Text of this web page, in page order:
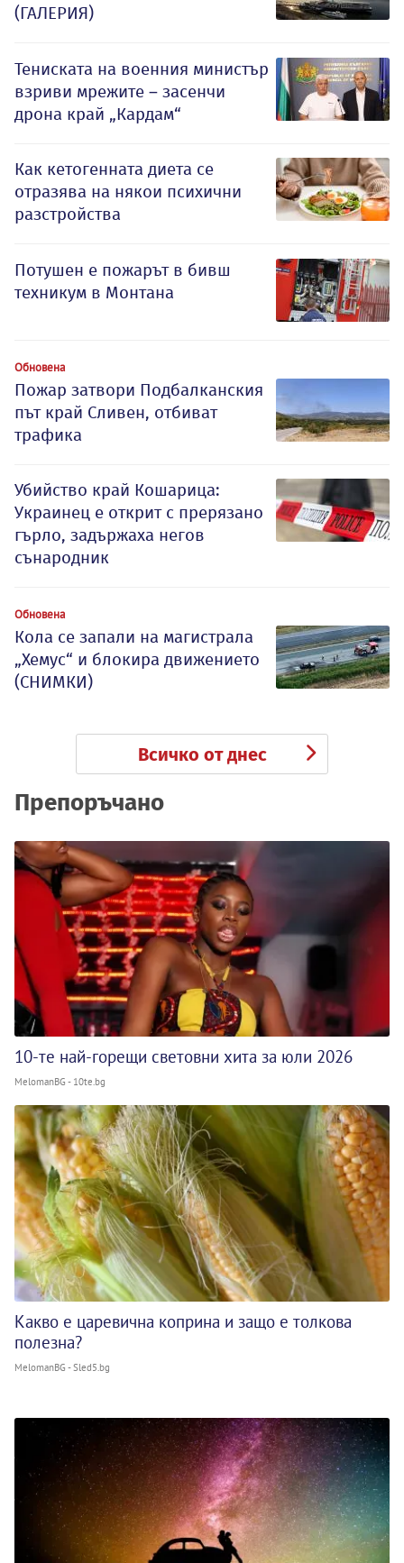
(ГАЛЕРИЯ)
Тениската на военния министър
взриви мрежите – засенчи
дрона край „Кардам“
Как кетогенната диета се
отразява на някои психични
разстройства
Потушен е пожарът в бивш
техникум в Монтана
Обновена
Пожар затвори Подбалканския
път край Сливен, отбиват
трафика
Убийство край Кошарица:
Украинец е открит с прерязано
гърло, задържаха негов
сънародник
Обновена
Кола се запали на магистрала
„Хемус“ и блокира движението
(СНИМКИ)
Всичко от днес
Препоръчано
10-те най-горещи световни хита за юли 2026
MelomanBG - 10te.bg
Какво е царевична коприна и защо е толкова
полезна?
MelomanBG - Sled5.bg